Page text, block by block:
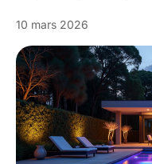
10 mars 2026